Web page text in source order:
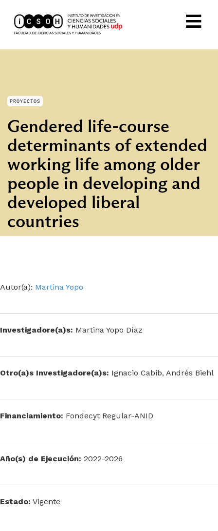
PROYECTOS
Gendered life-course
determinants of extended
working life among older
people in developing and
developed liberal
countries
Autor(a): Martina Yopo
Investigadore(a)s: Martina Yopo Díaz
Otro(a)s Investigadore(a)s: Ignacio Cabib, Andrés Biehl
Financiamiento: Fondecyt Regular-ANID
Año(s) de Ejecución: 2022-2026
Estado: Vigente